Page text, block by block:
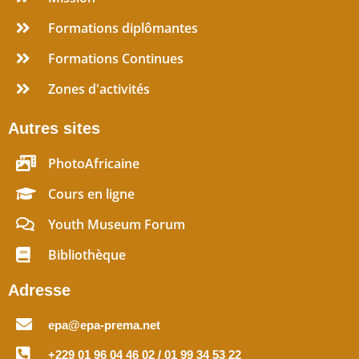
Formations diplômantes
Formations Continues
Zones d'activités
Autres sites
PhotoAfricaine
Cours en ligne
Youth Museum Forum
Bibliothèque
Adresse
epa@epa-prema.net
+229 01 96 04 46 02 / 01 99 34 53 22